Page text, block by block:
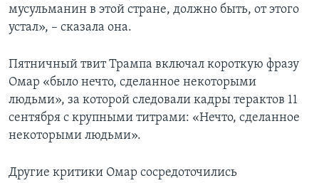
мусульманин в этой стране, должно быть, от этого
устал», – сказала она.
Пятничный твит Трампа включал короткую фразу
Омар «было нечто, сделанное некоторыми
людьми», за которой следовали кадры терактов 11
сентября с крупными титрами: «Нечто, сделанное
некоторыми людьми».
Другие критики Омар сосредоточились